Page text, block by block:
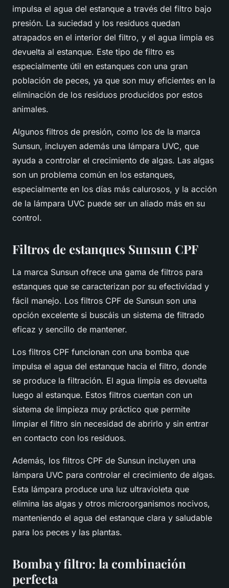
impulsa el agua del estanque a través del filtro bajo
presión. La suciedad y los residuos quedan
atrapados en el interior del filtro, y el agua limpia es
devuelta al estanque. Este tipo de filtro es
especialmente útil en estanques con una gran
población de peces, ya que son muy eficientes en la
eliminación de los residuos producidos por estos
animales.
Algunos filtros de presión, como los de la marca
Sunsun, incluyen además una lámpara UVC, que
ayuda a controlar el crecimiento de algas. Las algas
son un problema común en los estanques,
especialmente en los días más calurosos, y la acción
de la lámpara UVC puede ser un aliado más en su
control.
Filtros de estanques Sunsun CPF
La marca Sunsun ofrece una gama de filtros para
estanques que se caracterizan por su efectividad y
fácil manejo. Los filtros CPF de Sunsun son una
opción excelente si buscáis un sistema de filtrado
eficaz y sencillo de mantener.
Los filtros CPF funcionan con una bomba que
impulsa el agua del estanque hacia el filtro, donde
se produce la filtración. El agua limpia es devuelta
luego al estanque. Estos filtros cuentan con un
sistema de limpieza muy práctico que permite
limpiar el filtro sin necesidad de abrirlo y sin entrar
en contacto con los residuos.
Además, los filtros CPF de Sunsun incluyen una
lámpara UVC para controlar el crecimiento de algas.
Esta lámpara produce una luz ultravioleta que
elimina las algas y otros microorganismos nocivos,
manteniendo el agua del estanque clara y saludable
para los peces y las plantas.
Bomba y filtro: la combinación
perfecta